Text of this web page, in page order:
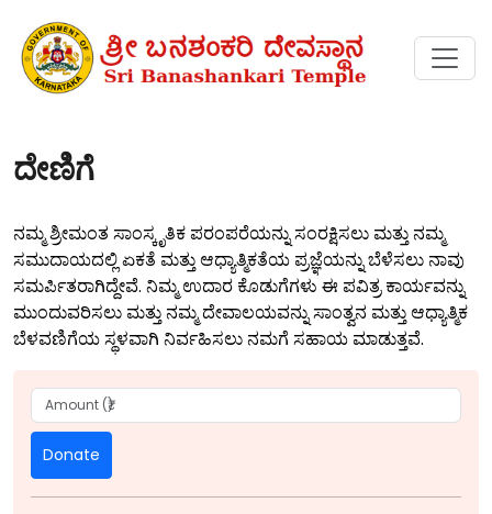
ದೇಣಿಗೆ
ನಮ್ಮ ಶ್ರೀಮಂತ ಸಾಂಸ್ಕೃತಿಕ ಪರಂಪರೆಯನ್ನು ಸಂರಕ್ಷಿಸಲು ಮತ್ತು ನಮ್ಮ
ಸಮುದಾಯದಲ್ಲಿ ಏಕತೆ ಮತ್ತು ಆಧ್ಯಾತ್ಮಿಕತೆಯ ಪ್ರಜ್ಞೆಯನ್ನು ಬೆಳೆಸಲು ನಾವು
ಸಮರ್ಪಿತರಾಗಿದ್ದೇವೆ. ನಿಮ್ಮ ಉದಾರ ಕೊಡುಗೆಗಳು ಈ ಪವಿತ್ರ ಕಾರ್ಯವನ್ನು
ಮುಂದುವರಿಸಲು ಮತ್ತು ನಮ್ಮ ದೇವಾಲಯವನ್ನು ಸಾಂತ್ವನ ಮತ್ತು ಆಧ್ಯಾತ್ಮಿಕ
ಬೆಳವಣಿಗೆಯ ಸ್ಥಳವಾಗಿ ನಿರ್ವಹಿಸಲು ನಮಗೆ ಸಹಾಯ ಮಾಡುತ್ತವೆ.
Donate